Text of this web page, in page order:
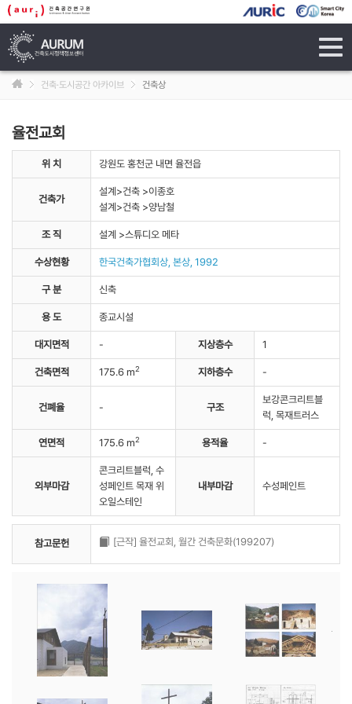
건축·도시공간 아카이브 건축상
율전교회
위 치 강원도 홍천군 내면 율전읍
건축가
설계>건축 >이종호
설계>건축 >양남철
조 직 설계 >스튜디오 메타
수상현황 한국건축가협회상, 본상, 1992
구 분 신축
용 도 종교시설
대지면적 - 지상층수 1
건축면적 175.6 m2 지하층수 -
건폐율 - 구조
보강콘크리트블
럭, 목재트러스
연면적 175.6 m2 용적율 -
외부마감
콘크리트블럭, 수
성페인트 목재 위
오일스테인
내부마감 수성페인트
참고문헌 [근작] 율전교회, 월간 건축문화(199207)